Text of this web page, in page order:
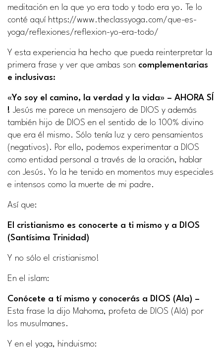
meditación en la que yo era todo y todo era yo. Te lo
conté aquí https://www.theclassyoga.com/que-es-
yoga/reflexiones/reflexion-yo-era-todo/
Y esta experiencia ha hecho que pueda reinterpretar la
primera frase y ver que ambas son complementarias
e inclusivas:
«Yo soy el camino, la verdad y la vida» – AHORA SÍ
! Jesús me parece un mensajero de DIOS y además
también hijo de DIOS en el sentido de lo 100% divino
que era él mismo. Sólo tenía luz y cero pensamientos
(negativos). Por ello, podemos experimentar a DIOS
como entidad personal a través de la oración, hablar
con Jesús. Yo la he tenido en momentos muy especiales
e intensos como la muerte de mi padre.
Así que:
El cristianismo es conocerte a ti mismo y a DIOS
(Santísima Trinidad)
Y no sólo el cristianismo!
En el islam:
Conócete a tí mismo y conocerás a DIOS (Ala) –
Esta frase la dijo Mahoma, profeta de DIOS (Alá) por
los musulmanes.
Y en el yoga, hinduismo: